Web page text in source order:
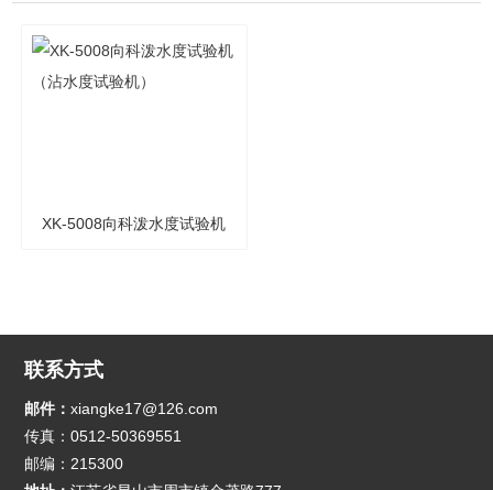
XK-5008向科泼水度试验机
联系方式
邮件：xiangke17@126.com
传真：0512-50369551
邮编：215300